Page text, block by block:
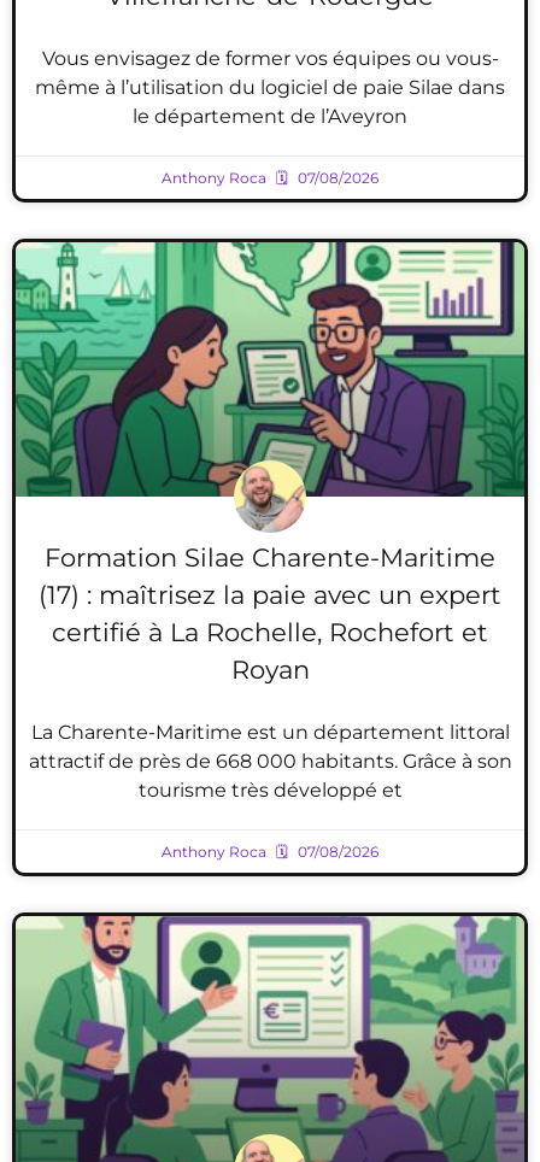
Vous envisagez de former vos équipes ou vous-
même à l’utilisation du logiciel de paie Silae dans
le département de l’Aveyron
Anthony Roca 07/08/2026
Formation Silae Charente-Maritime
(17) : maîtrisez la paie avec un expert
certifié à La Rochelle, Rochefort et
Royan
La Charente-Maritime est un département littoral
attractif de près de 668 000 habitants. Grâce à son
tourisme très développé et
Anthony Roca 07/08/2026